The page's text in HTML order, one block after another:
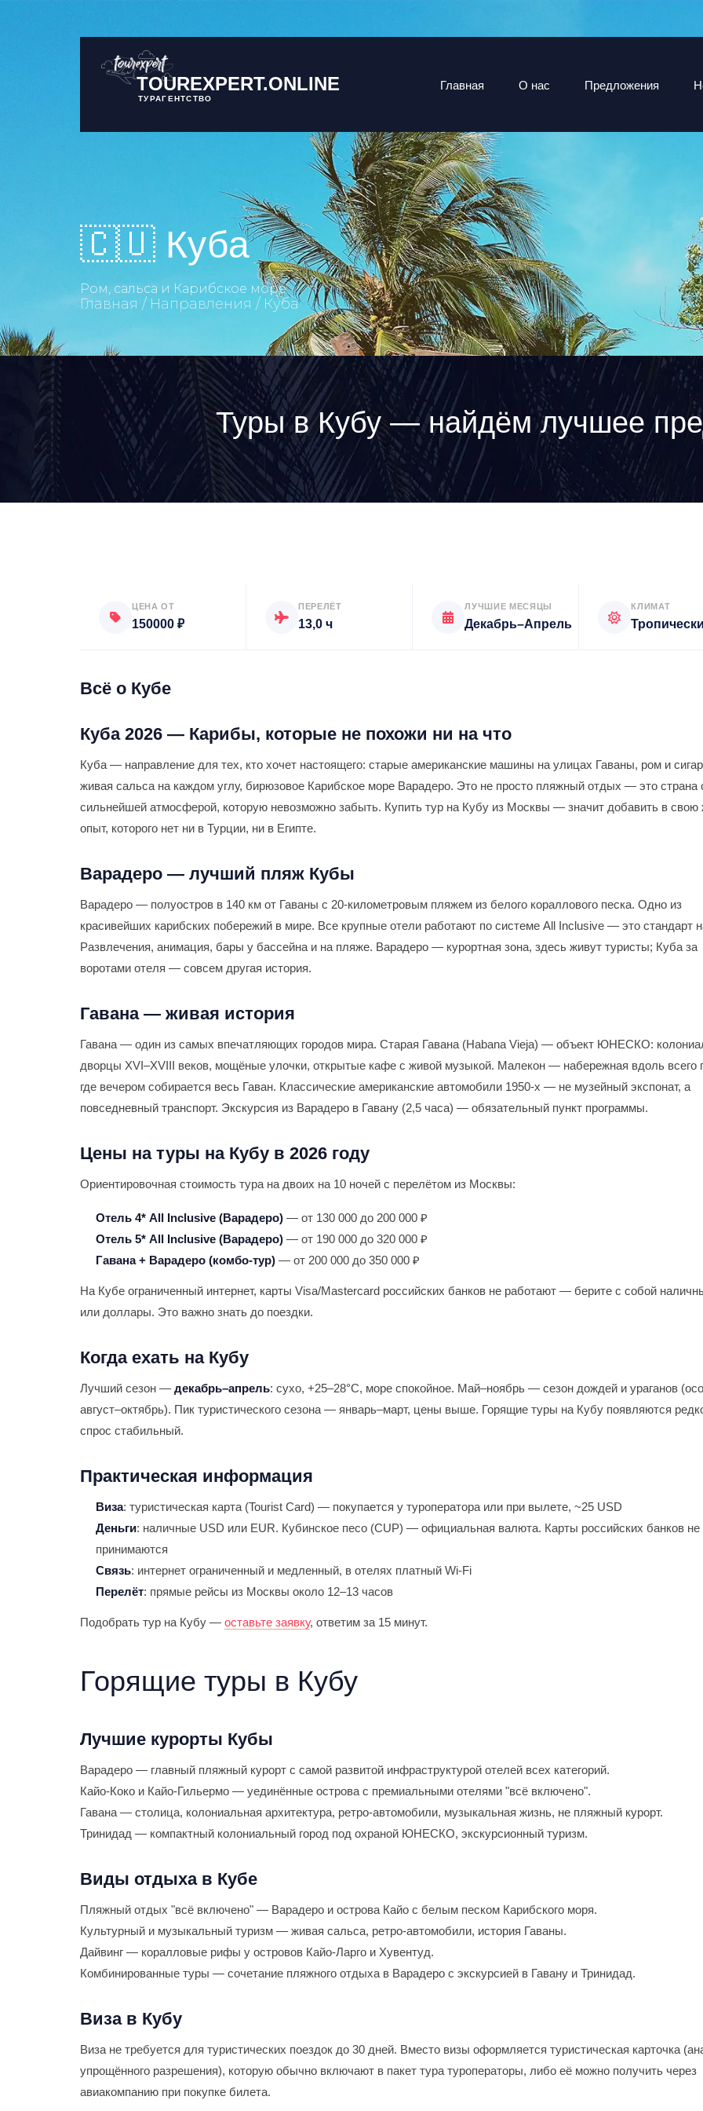
TOUREXPERT.ONLINE
ТУРАГЕНТСТВО
Главная О нас Предложения
🇨🇺 Куба
Ром, сальса и Карибское море
Главная Направления Куба
Туры в Кубу — найдём лучшее
ЦЕНА ОТ
150000 ₽
ПЕРЕЛЁТ
13,0 ч
ЛУЧШИЕ МЕСЯЦЫ
Декабрь–Апрель
КЛИМАТ
Всё о Кубе
Куба 2026 — Карибы, которые не похожи ни на что
Куба — направление для тех, кто хочет настоящего: старые американские машины на улицах Гаваны, ром и
живая сальса на каждом углу, бирюзовое Карибское море Варадеро. Это не просто пляжный отдых — это страна
сильнейшей атмосферой, которую невозможно забыть. Купить тур на Кубу из Москвы — значит добавить в свою
опыт, которого нет ни в Турции, ни в Египте.
Варадеро — лучший пляж Кубы
Варадеро — полуостров в 140 км от Гаваны с 20-километровым пляжем из белого кораллового песка. Одно из
красивейших карибских побережий в мире. Все крупные отели работают по системе All Inclusive — это стандарт
Развлечения, анимация, бары у бассейна и на пляже. Варадеро — курортная зона, здесь живут туристы; Куба за
воротами отеля — совсем другая история.
Гавана — живая история
Гавана — один из самых впечатляющих городов мира. Старая Гавана (Habana Vieja) — объект ЮНЕСКО:
дворцы XVI–XVIII веков, мощёные улочки, открытые кафе с живой музыкой. Малекон — набережная вдоль всего
где вечером собирается весь Гаван. Классические американские автомобили 1950-х — не музейный экспонат, а
повседневный транспорт. Экскурсия из Варадеро в Гавану (2,5 часа) — обязательный пункт программы.
Цены на туры на Кубу в 2026 году
Ориентировочная стоимость тура на двоих на 10 ночей с перелётом из Москвы:
Отель 4* All Inclusive (Варадеро) — от 130 000 до 200 000 ₽
Отель 5* All Inclusive (Варадеро) — от 190 000 до 320 000 ₽
Гавана + Варадеро (комбо-тур) — от 200 000 до 350 000 ₽
На Кубе ограниченный интернет, карты Visa/Mastercard российских банков не работают — берите с собой
или доллары. Это важно знать до поездки.
Когда ехать на Кубу
Лучший сезон — декабрь–апрель: сухо, +25–28°С, море спокойное. Май–ноябрь — сезон дождей и ураганов
август–октябрь). Пик туристического сезона — январь–март, цены выше. Горящие туры на Кубу появляются
спрос стабильный.
Практическая информация
Виза: туристическая карта (Tourist Card) — покупается у туроператора или при вылете, ~25 USD
Деньги: наличные USD или EUR. Кубинское песо (CUP) — официальная валюта. Карты российских банков не
принимаются
Связь: интернет ограниченный и медленный, в отелях платный Wi-Fi
Перелёт: прямые рейсы из Москвы около 12–13 часов
Подобрать тур на Кубу — оставьте заявку, ответим за 15 минут.
Горящие туры в Кубу
Лучшие курорты Кубы
Варадеро — главный пляжный курорт с самой развитой инфраструктурой отелей всех категорий.
Кайо-Коко и Кайо-Гильермо — уединённые острова с премиальными отелями "всё включено".
Гавана — столица, колониальная архитектура, ретро-автомобили, музыкальная жизнь, не пляжный курорт.
Тринидад — компактный колониальный город под охраной ЮНЕСКО, экскурсионный туризм.
Виды отдыха в Кубе
Пляжный отдых "всё включено" — Варадеро и острова Кайо с белым песком Карибского моря.
Культурный и музыкальный туризм — живая сальса, ретро-автомобили, история Гаваны.
Дайвинг — коралловые рифы у островов Кайо-Ларго и Хувентуд.
Комбинированные туры — сочетание пляжного отдыха в Варадеро с экскурсией в Гавану и Тринидад.
Виза в Кубу
Виза не требуется для туристических поездок до 30 дней. Вместо визы оформляется туристическая карточка
упрощённого разрешения), которую обычно включают в пакет тура туроператоры, либо её можно получить через
авиакомпанию при покупке билета.